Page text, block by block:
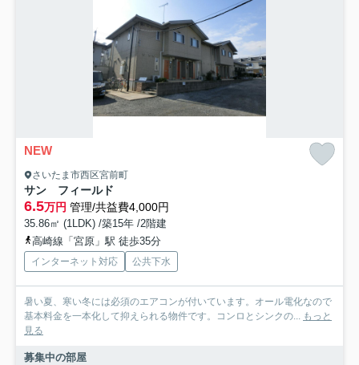
NEW
さいたま市西区宮前町
サン フィールド
6.5万円 管理/共益費4,000円
35.86㎡ (1LDK) /築15年 /2階建
高崎線「宮原」駅 徒歩35分
インターネット対応 公共下水
暑い夏、寒い冬には必須のエアコンが付いています。オール電化なので
基本料金を一本化して抑えられる物件です。コンロとシンクの... もっと
見る
募集中の部屋